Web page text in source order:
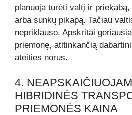
planuoja turėti valtį ir
arba sunkų pikapą. Tačiau
nepriklauso. Apskritai
priemonę, atitinkančią
ateities norus.
4.
HIBRIDINĖS
PRIEMONĖS KAINA